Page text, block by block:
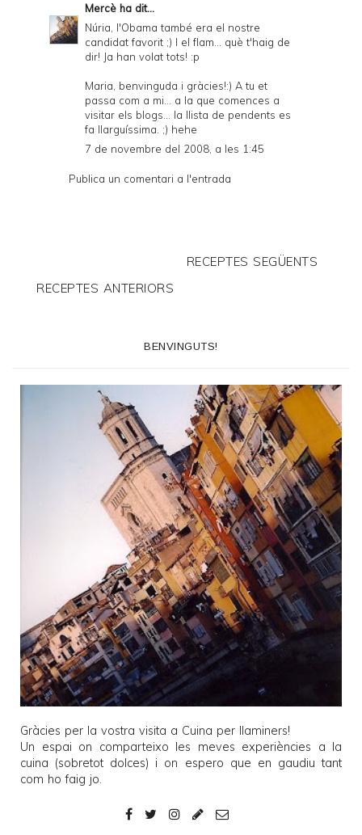
Mercè ha dit...
Núria, l'Obama també era el nostre
candidat favorit ;) I el flam... què t'haig de
dir! Ja han volat tots! :p
Maria, benvinguda i gràcies!:) A tu et
passa com a mi... a la que comences a
visitar els blogs... la llista de pendents es
fa llarguíssima. ;) hehe
7 de novembre del 2008, a les 1:45
Publica un comentari a l'entrada
RECEPTES SEGÜENTS
RECEPTES ANTERIORS
BENVINGUTS!
Gràcies per la vostra visita a Cuina per llaminers!
Un espai on comparteixo les meves experiències a la
cuina (sobretot dolces) i on espero que en gaudiu tant
com ho faig jo.